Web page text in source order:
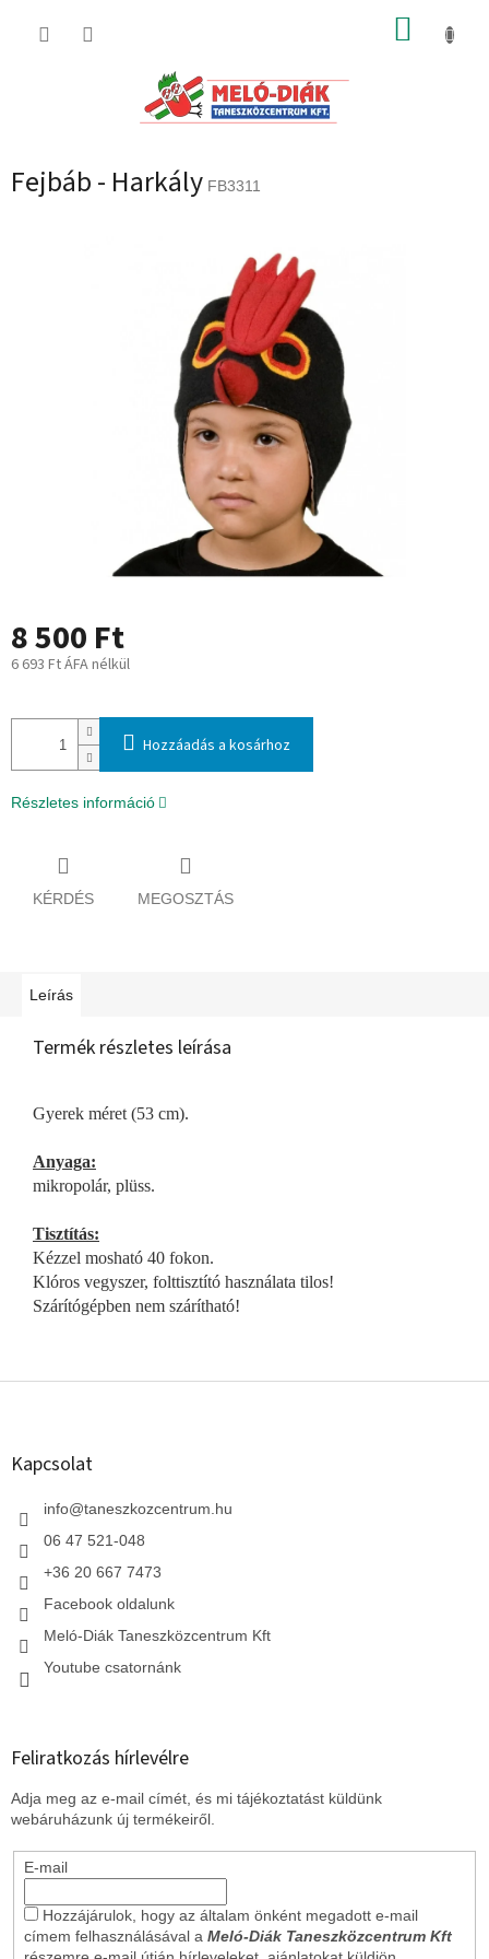
KOSÁR
Fejbáb - Harkály FB3311
8 500 Ft
6 693 Ft ÁFA nélkül
Hozzáadás a kosárhoz
Részletes információ
KÉRDÉS MEGOSZTÁS
Leírás
Termék részletes leírása
Gyerek méret (53 cm).
Anyaga:
mikropolár, plüss.
Tisztítás:
Kézzel mosható 40 fokon.
Klóros vegyszer, folttisztító használata tilos!
Szárítógépben nem szárítható!
L
Kapcsolat
info@taneszkozcentrum.hu
06 47 521-048
+36 20 667 7473
Facebook oldalunk
Meló-Diák Taneszközcentrum Kft
Youtube csatornánk
Feliratkozás hírlevélre
Adja meg az e-mail címét, és mi tájékoztatást küldünk
webáruházunk új termékeiről.
E-mail
Hozzájárulok, hogy az általam önként megadott e-mail
címem felhasználásával a Meló-Diák Taneszközcentrum Kft